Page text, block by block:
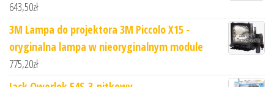
643,50zł
3M Lampa do projektora 3M Piccolo X15 -
oryginalna lampa w nieoryginalnym module
775,20zł